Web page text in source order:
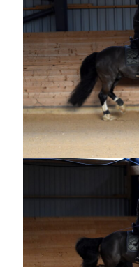
oktober 2023
september 2023
augusti 2023
juli 2023
juni 2023
maj 2023
april 2023
mars 2023
februari 2023
januari 2023
juli 2022